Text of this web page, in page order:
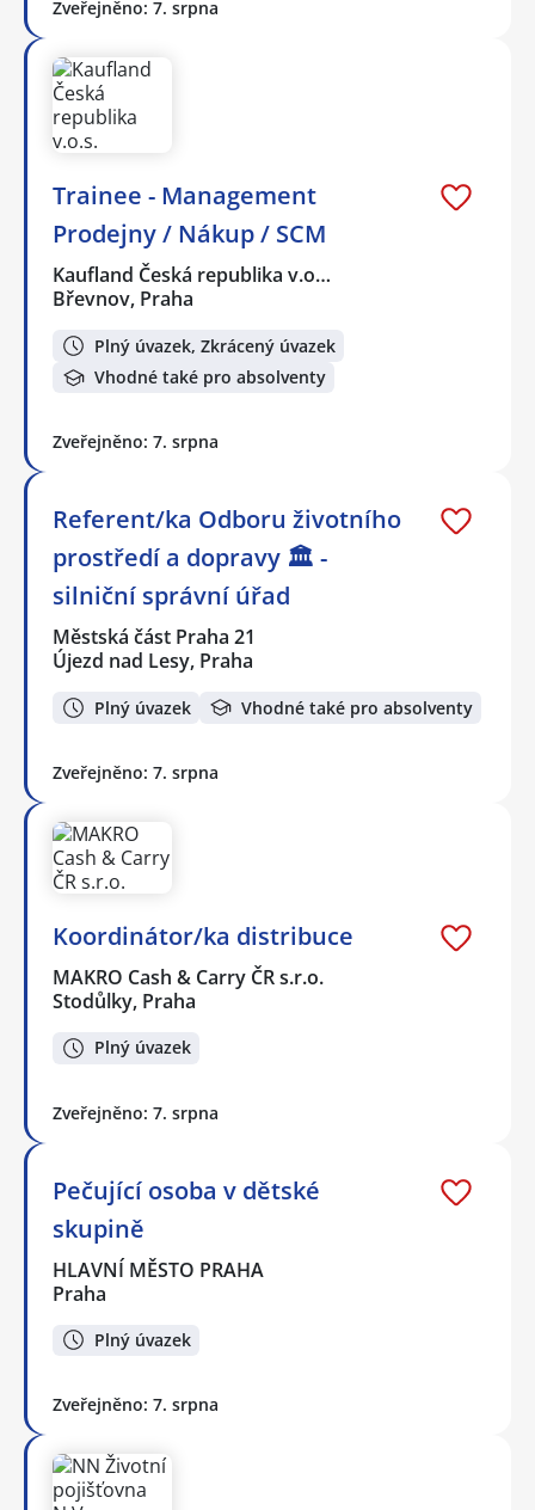
Zveřejněno: 7. srpna
Trainee - Management
Prodejny / Nákup / SCM
Kaufland Česká republika v.o…
Břevnov, Praha
Plný úvazek, Zkrácený úvazek
Vhodné také pro absolventy
Zveřejněno: 7. srpna
Referent/ka Odboru životního
prostředí a dopravy 🏛️ -
silniční správní úřad
Městská část Praha 21
Újezd nad Lesy, Praha
Plný úvazek Vhodné také pro absolventy
Zveřejněno: 7. srpna
Koordinátor/ka distribuce
MAKRO Cash & Carry ČR s.r.o.
Stodůlky, Praha
Plný úvazek
Zveřejněno: 7. srpna
Pečující osoba v dětské
skupině
HLAVNÍ MĚSTO PRAHA
Praha
Plný úvazek
Zveřejněno: 7. srpna